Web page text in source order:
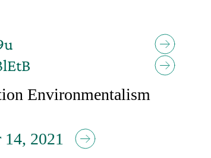
Environmentalism
14, 2021